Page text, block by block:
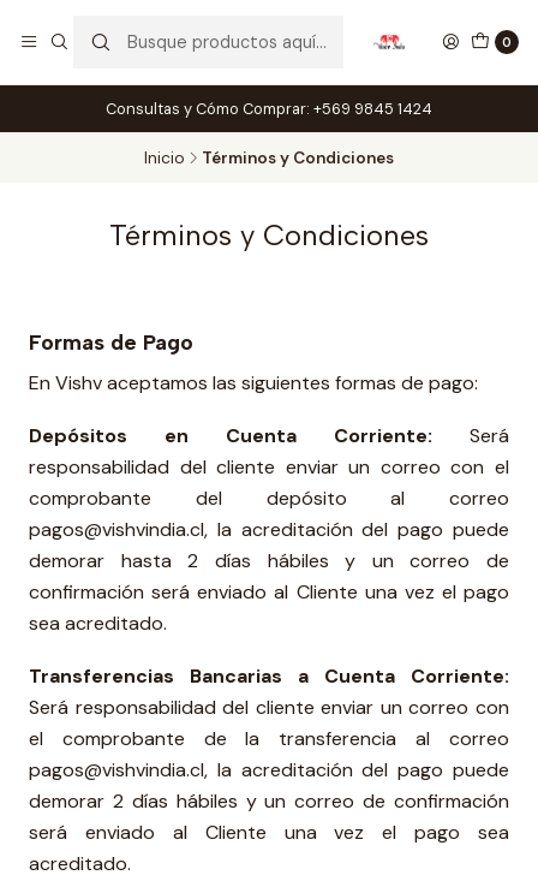
0
Consultas y Cómo Comprar: +569 9845 1424
Inicio Términos y Condiciones
Términos y Condiciones
Formas de Pago
En Vishv aceptamos las siguientes formas de pago:
Depósitos en Cuenta Corriente: Será
responsabilidad del cliente enviar un correo con el
comprobante del depósito al correo
pagos@vishvindia.cl, la acreditación del pago puede
demorar hasta 2 días hábiles y un correo de
confirmación será enviado al Cliente una vez el pago
sea acreditado.
Transferencias Bancarias
a Cuenta Corriente:
Será responsabilidad del cliente enviar un correo con
el comprobante de la transferencia al correo
pagos@vishvindia.cl, la acreditación del pago puede
demorar 2 días hábiles y un correo de confirmación
será enviado al Cliente una vez el pago sea
acreditado.